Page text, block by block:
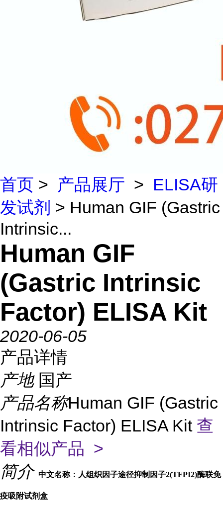
首页 > 产品展厅 > ELISA研
发试剂 > Human GIF (Gastric
Intrinsic...
Human GIF
(Gastric Intrinsic
Factor) ELISA Kit
2020-06-05
产品详情
产地 国产
产品名称Human GIF (Gastric
Intrinsic Factor) ELISA Kit 查
看相似产品 >
简介 中文名称：人组织因子途径抑制因子2(TFPI2)酶联免
疫吸附试剂盒